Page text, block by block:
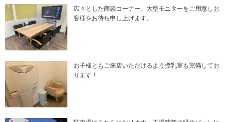
広々とした商談コーナー、大型モニターをご用意しお
客様をお待ち申し上げます。
お子様ともご来店いただけるよう授乳室も完備してお
ります！